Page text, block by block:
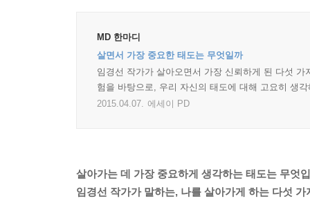
MD 한마디
살면서 가장 중요한 태도는 무엇일까
임경선 작가가 살아오면서 가장 신뢰하게 된 다섯
험을 바탕으로, 우리 자신의 태도에 대해 고요히 생
2015.04.07. 에세이 PD
살아가는 데 가장 중요하게 생각하는 태도는 무엇
임경선 작가가 말하는, 나를 살아가게 하는 다섯 가